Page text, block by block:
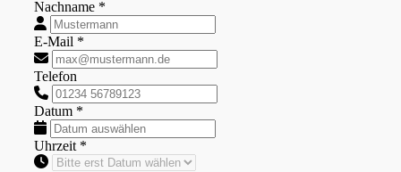
Nachname *
E-Mail *
Telefon
Datum *
Uhrzeit *